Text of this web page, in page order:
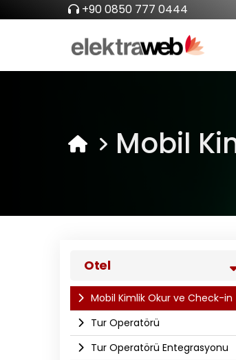
+90 0850 777 0444
Mobil
Otel
Mobil Kimlik Okur ve Check-in
Tur Operatörü
Tur Operatörü Entegrasyonu